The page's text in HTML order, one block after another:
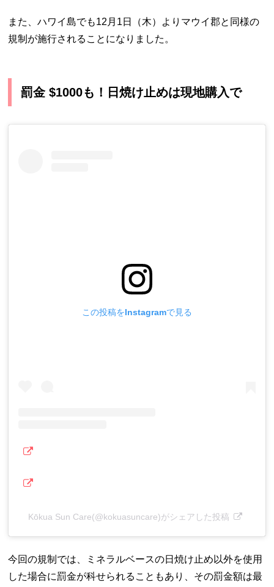
また、ハワイ島でも12月1日（木）よりマウイ郡と同様の
規制が施行されることになりました。
罰金 $1000も！日焼け止めは現地購入で
この投稿をInstagramで見る
Kōkua Sun Care(@kokuasuncare)がシェアした投稿
今回の規制では、ミネラルベースの日焼け止め以外を使用
した場合に罰金が科せられることもあり、その罰金額は最